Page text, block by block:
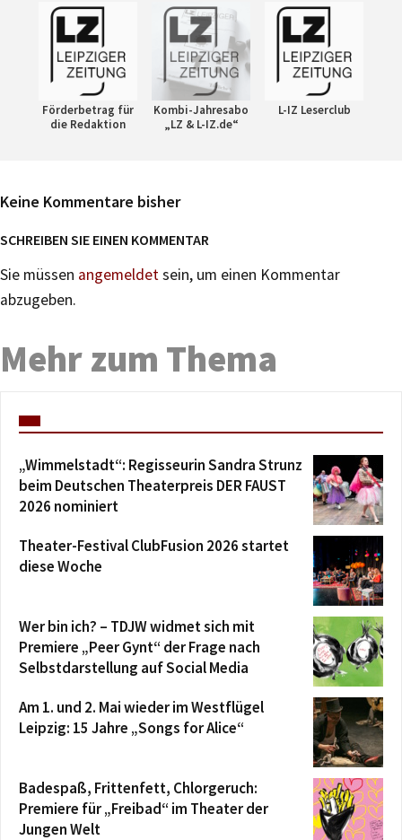
Förderbetrag für
die Redaktion
Kombi-Jahresabo
„LZ & L-IZ.de“
L-IZ Leserclub
Keine Kommentare bisher
SCHREIBEN SIE EINEN KOMMENTAR
Sie müssen angemeldetsein, um einen Kommentar
abzugeben.
Mehr zum Thema
„Wimmelstadt“: Regisseurin Sandra Strunz
beim Deutschen Theaterpreis DER FAUST
2026 nominiert
Theater-Festival ClubFusion 2026 startet
diese Woche
Wer bin ich? – TDJW widmet sich mit
Premiere „Peer Gynt“ der Frage nach
Selbstdarstellung auf Social Media
Am 1. und 2. Mai wieder im Westflügel
Leipzig: 15 Jahre „Songs for Alice“
Badespaß, Frittenfett, Chlorgeruch:
Premiere für „Freibad“ im Theater der
Jungen Welt